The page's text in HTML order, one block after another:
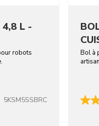
4,8 L -
robots
5KSM5SSBRC
Bol à